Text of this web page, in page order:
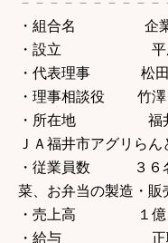
・組合名 企業組
・設立 平成２
・代表理事 松田
・理事相談役 竹澤
・所在地 福井県
ＪＡ福井市アグリら
・従業員数 ３６
菜、お弁当の製造・販
・売上高 １億３千
・給与 正職員：